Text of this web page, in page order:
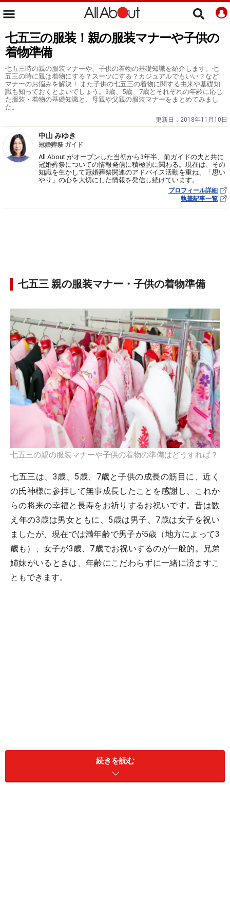
七五三の服装！親の服装マナーや子供の
着物準備
七五三時の親の服装マナーや、子供の着物の基礎知識を紹介します。七
五三の時に親は着物にする？スーツにする？カジュアルでもいい？など
マナーのお悩みを解決！ また子供の七五三の着物に関する由来や基礎知
識も知っておくとよいでしょう。3歳、5歳、7歳とそれぞれの年齢に応じ
た服装・着物の基礎知識と、母親や父親の服装マナーをまとめてみまし
た。
更新日： 2018年11月10日
中山 みゆき
冠婚葬祭 ガイド
All About がオープンした当初から3年半、前ガイドの夫と共に
冠婚葬祭についての情報発信に積極的に関わる。現在は、その
知識を生かして冠婚葬祭関連のアドバイス活動を重ね、「思い
やり」の心を大切にした情報を発信し続けています。
プロフィール詳細
執筆記事一覧
七五三 親の服装マナー・子供の着物準備
七五三の親の服装マナーや子供の着物の準備はどうすれば？
七五三は、3歳、5歳、7歳と子供の成長の筋目に、近く
の氏神様に参拝して無事成長したことを感謝し、これか
らの将来の幸福と長寿をお祈りするお祝いです。昔は数
え年の3歳は男女ともに、5歳は男子、7歳は女子を祝い
ましたが、現在では満年齢で男子が5歳（地方によって3
歳も）、女子が3歳、7歳でお祝いするのが一般的。兄弟
姉妹がいるときは、年齢にこだわらずに一緒に済ますこ
ともできます。
最近の七五三の傾向として、まず家族で記念撮影、そし
て神社で参拝します。その後に祖父母や家族と一緒にレ
続きを読む